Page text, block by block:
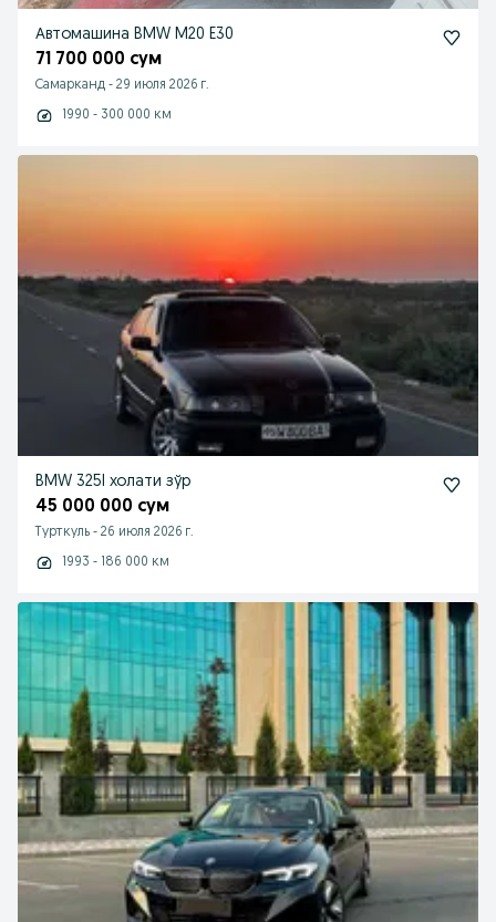
Автомашина BMW M20 E30
71 700 000 сум
Самарканд - 29 июля 2026 г.
1990 - 300 000 км
BMW 325I холати зўр
45 000 000 сум
Турткуль - 26 июля 2026 г.
1993 - 186 000 км